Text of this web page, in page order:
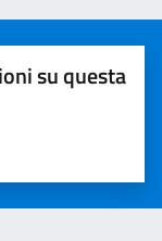
su questa